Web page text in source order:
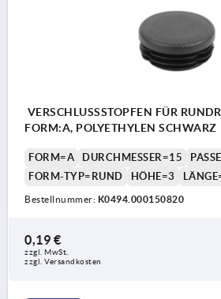
VERSCHLUSSSTOPFEN FÜR
FORM:A, POLYETHYLEN SCHWARZ
FORM=A DURCHMESSER=15
FORM-TYP=RUND
HÖHE=3
Bestellnummer: K0494.000150820
0,19 €
zzgl. MwSt.
zzgl. Versandkosten